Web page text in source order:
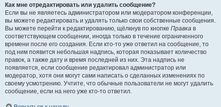
Как мне отредактировать или удалить сообщение?
Если вы не являетесь администратором или модератором конференции,
вы можете редактировать и удалять только свои собственные сообщения.
Вы можете перейти к редактированию, щёлкнув по кнопке Правка в
соответствующем сообщении, иногда только в течение ограниченного
времени после его создания. Если кто-то уже ответил на сообщение, то
под ним появится небольшая надпись, которая показывает количество
правок, а также дату и время последней из них. Эта надпись не
появляется, если сообщение редактировал администратор или
модератор, хотя они могут сами написать о сделанных изменениях по
своему усмотрению. Учтите, что обычные пользователи не могут удалить
сообщение, если на него уже кто-то ответил.